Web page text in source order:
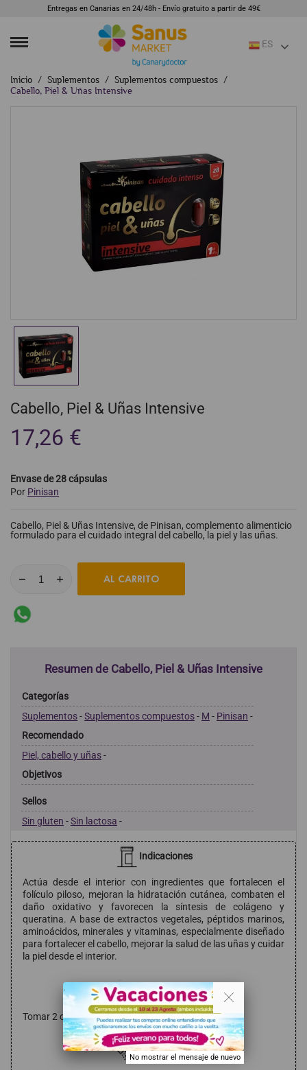
Entregas en Canarias en 24/48h - Envío gratuito a partir de 49€
ES
Inicio Suplementos
Suplementos compuestos
Cabello, Piel & Uñas Intensive
Cabello, Piel & Uñas Intensive
17,26 €
Envase de 28 cápsulas
Por Pinisan
Cabello, Piel & Uñas Intensive, de Pinisan, complemento alimenticio
formulado para el cuidado integral del cabello, la piel y las uñas.
AL CARRITO
Resumen de Cabello, Piel & Uñas Intensive
Categorías
Suplementos-Suplementos compuestos- M - Pinisan -
Recomendado
Piel, cabello y uñas-
Objetivos
Sellos
Sin gluten -Sin lactosa -
Indicaciones
Actúa desde el interior con ingredientes que fortalecen el
folículo piloso, mejoran la hidratación cutánea, combaten el
daño oxidativo y favorecen la síntesis de colágeno y
queratina. A base de extractos vegetales, péptidos marinos,
aminoácidos, minerales y vitaminas, especialmente diseñado
para fortalecer el cabello, mejorar la salud de las uñas y cuidar
la piel desde el interior.
Modo de empleo
Tomar 2 cápsula al día.
Composición
. .
No mostrar el mensaje de nuevo